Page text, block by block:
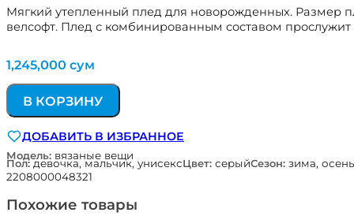
Мягкий утепленный плед для новорожденных. Размер
велсофт. Плед с комбинированным составом
1,245,000 сум
В КОРЗИНУ
ДОБАВИТЬ В ИЗБРАННОЕ
Модель: вязаные вещи
Пол:девочка, мальчик, унисексЦвет: серыйСезон: зима, осень
2208000048321
Похожие товары